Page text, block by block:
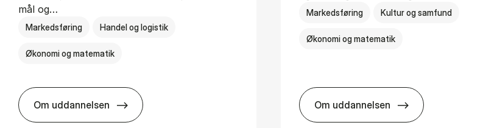
mål og…
Markedsføring Handel og logistik
Økonomi og matematik
Om uddannelsen
HA al­men erhvervs­økonomi
Markedsføring Kultur og samfund
Økonomi og matematik
Om uddannelsen
HA i mar­keds- og kul­tu­r­a­na­ly­se